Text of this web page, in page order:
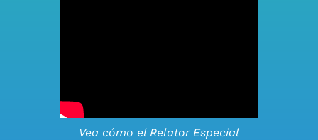
Vea cómo el Relator Especial